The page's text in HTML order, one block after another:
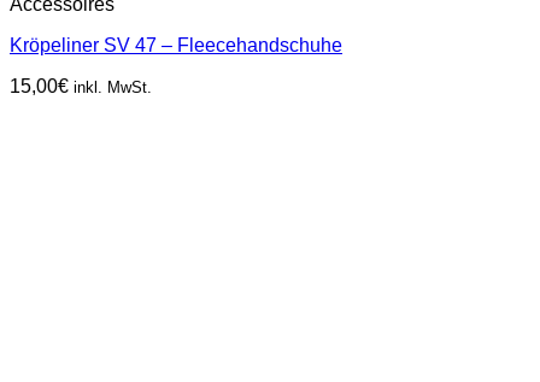
Accessoires
Kröpeliner SV 47 – Fleecehandschuhe
15,00€ inkl. MwSt.